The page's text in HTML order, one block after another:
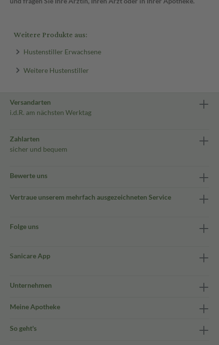
Weitere Produkte aus:
Hustenstiller Erwachsene
Weitere Hustenstiller
Versandarten
i.d.R. am nächsten Werktag
Zahlarten
sicher und bequem
Bewerte uns
Vertraue unserem mehrfach ausgezeichneten Service
Folge uns
Sanicare App
Unternehmen
Meine Apotheke
So geht's